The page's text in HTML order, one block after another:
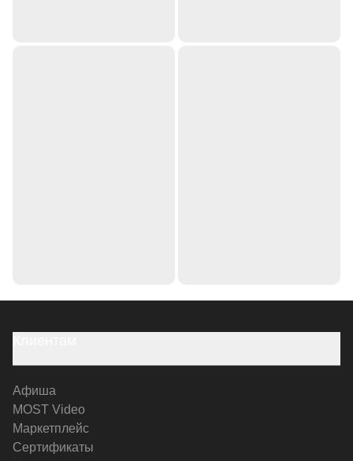
Афиша
MOST Video
Маркетплейс
Сертификаты